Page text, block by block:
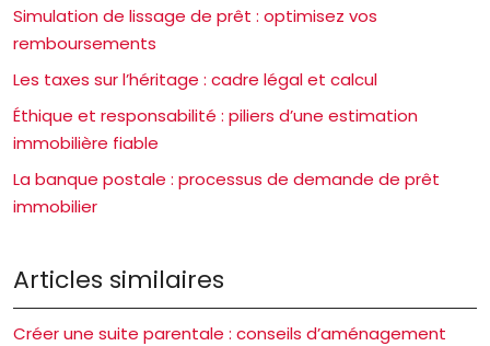
Simulation de lissage de prêt : optimisez vos
remboursements
Les taxes sur l’héritage : cadre légal et calcul
Éthique et responsabilité : piliers d’une estimation
immobilière fiable
La banque postale : processus de demande de prêt
immobilier
Articles similaires
Créer une suite parentale : conseils d’aménagement